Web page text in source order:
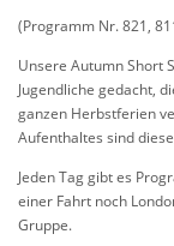
(Programm Nr. 821,
Unsere Autumn Short
Jugendliche gedacht,
ganzen Herbstferien
Aufenthaltes sind
Jeden Tag gibt es
einer Fahrt noch
Gruppe.